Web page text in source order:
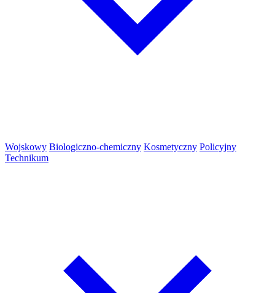
Wojskowy Biologiczno-chemiczny Kosmetyczny Policyjny
Technikum